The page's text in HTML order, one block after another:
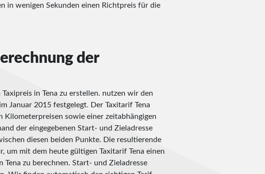
in wenigen Sekunden einen Richtpreis für die
der
in Tena zu erstellen. nutzen wir den
Januar 2015 festgelegt. Der Taxitarif Tena
Kilometerpreisen sowie einer zeitabhängigen
der eingegebenen Start- und Zieladresse
diesen beiden Punkte. Die resultierende
um mit dem heute gültigen Taxitarif Tena einen
zu berechnen. Start- und Zieladresse